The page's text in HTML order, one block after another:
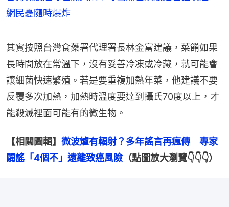
網民憂隨時爆炸
其實按照台灣食藥署代理署長林金富建議，菜餚如果
長時間放在常溫下，沒有妥善冷凍或冷藏，就可能會
讓細菌快速繁殖。若是要重複加熱年菜，他建議不要
反覆多次加熱，加熱時溫度要達到攝氏70度以上，才
能殺滅裡面可能有的微生物。
【相關圖輯】 微波爐有輻射？多年謠言再瘋傳　專家
闢謠「4個不」遠離致癌風險 （點圖放大瀏覽👇👇👇）